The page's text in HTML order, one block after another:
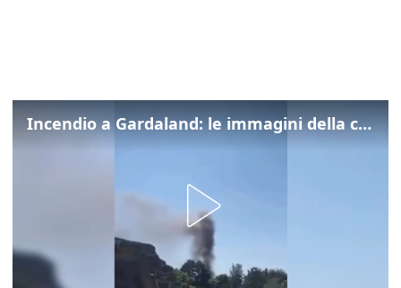
Incendio a Gardaland: le immagini della colonna di fumo